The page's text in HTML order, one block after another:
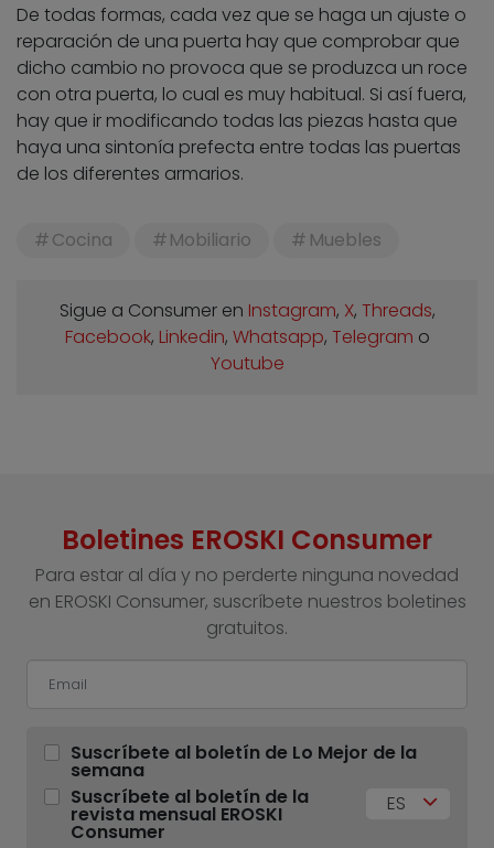
De todas formas, cada vez que se haga un ajuste o
reparación de una puerta hay que comprobar que
dicho cambio no provoca que se produzca un roce
con otra puerta, lo cual es muy habitual. Si así fuera,
hay que ir modificando todas las piezas hasta que
haya una sintonía prefecta entre todas las puertas
de los diferentes armarios.
Cocina Mobiliario Muebles
Sigue a Consumer en Instagram, X, Threads,
Facebook, Linkedin, Whatsapp, Telegram o
Youtube
Boletines EROSKI Consumer
Para estar al día y no perderte ninguna novedad
en EROSKI Consumer, suscríbete nuestros boletines
gratuitos.
Suscríbete al boletín de Lo Mejor de la
semana
Suscríbete al boletín de la
revista mensual EROSKI
Consumer
ES